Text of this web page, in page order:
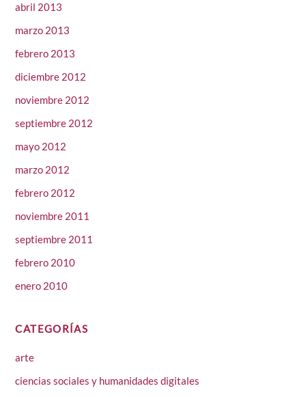
abril 2013
marzo 2013
febrero 2013
diciembre 2012
noviembre 2012
septiembre 2012
mayo 2012
marzo 2012
febrero 2012
noviembre 2011
septiembre 2011
febrero 2010
enero 2010
CATEGORÍAS
arte
ciencias sociales y humanidades digitales